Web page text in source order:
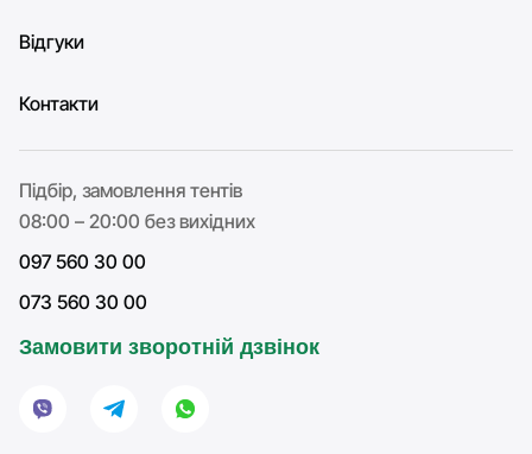
Відгуки
Контакти
Підбір, замовлення тентів
08:00 – 20:00 без вихідних
097 560 30 00
073 560 30 00
Замовити зворотній дзвінок